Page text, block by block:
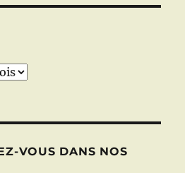
VOUS DANS NOS